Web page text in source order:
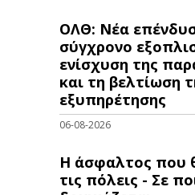
ΟΛΘ: Νέα
σύγχρονο
ενίσχυση της
και τη βελτίωση
εξυπηρέτησης
06-08-2026
Η άσφαλτος που
τις πόλεις - Σε